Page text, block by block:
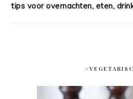
tips voor overnachten, eten,